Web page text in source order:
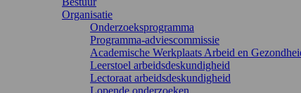
Organisatie
Onderzoeksprogramma
Programma-adviescommissie
Academische Werkplaats Arbeid en
Leerstoel arbeidsdeskundigheid
Lectoraat arbeidsdeskundigheid
Lopende onderzoeken